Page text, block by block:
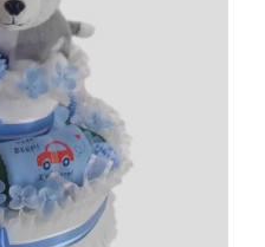
VAATA TOODET